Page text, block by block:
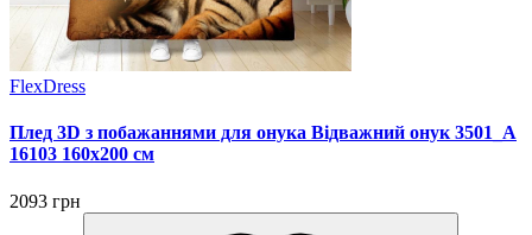
FlexDress
Плед 3D з побажаннями для онука Відважний онук 3501_A
16103 160х200 см
2093 грн